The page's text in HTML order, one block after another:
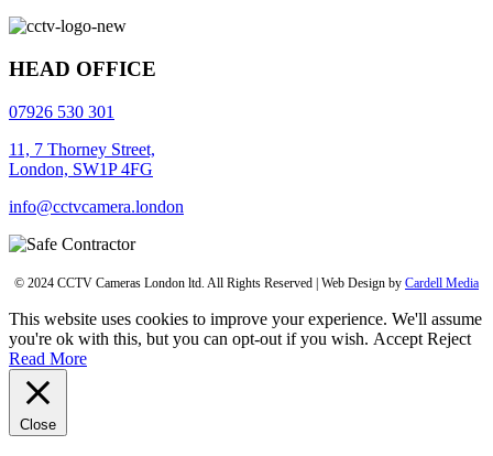
HEAD OFFICE
07926 530 301
11, 7 Thorney Street,
London, SW1P 4FG
info@cctvcamera.london
© 2024 CCTV Cameras London ltd. All Rights Reserved | Web Design by Cardell Media
This website uses cookies to improve your experience. We'll assume
you're ok with this, but you can opt-out if you wish. Accept Reject
Read More
Close